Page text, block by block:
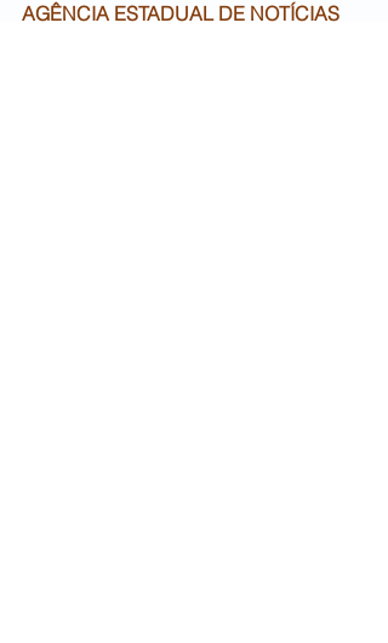
AGÊNCIA ESTADUAL DE NOTÍCIAS